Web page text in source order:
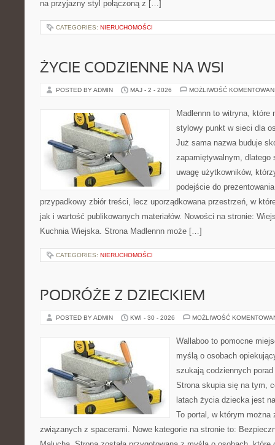
na przyjazny styl połączoną z […]
CATEGORIES: NIERUCHOMOŚCI
ŻYCIE CODZIENNE NA WSI
POSTED BY ADMIN MAJ - 2 - 2026 MOŻLIWOŚĆ
Madlennn to witryna, które
stylowy punkt w sieci dla
Już sama nazwa buduje
zapamiętywalnym, dlatego
uwagę użytkowników,
podejście do
przypadkowy zbiór treści, lecz uporządkowana przestrzeń, w
jak i wartość publikowanych materiałów. Nowości na stronie:
Kuchnia Wiejska. Strona Madlennn może […]
CATEGORIES: NIERUCHOMOŚCI
PODRÓŻE Z DZIECKIEM
POSTED BY ADMIN KWI - 30 - 2026 MOŻLIWOŚĆ
Wallaboo to pomocne
myślą o osobach
szukają codziennych
Strona skupia się na tym,
latach życia dziecka jest
To portal, w którym można
związanych z spacerami. Nowe kategorie na stronie to: